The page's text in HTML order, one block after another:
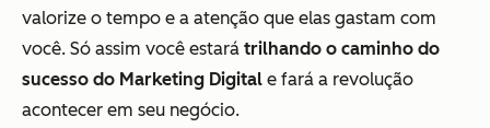
valorize o tempo e a atenção que elas gastam com
você. Só assim você estará trilhando o caminho do
sucesso do Marketing Digital e fará a revolução
acontecer em seu negócio.